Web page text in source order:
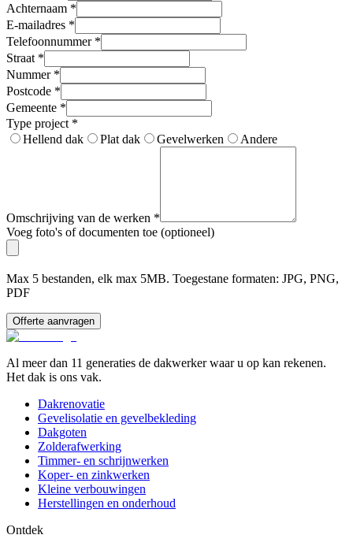
Achternaam *
E-mailadres *
Telefoonnummer *
Straat *
Nummer *
Postcode *
Gemeente *
Type project *
Hellend dak
Plat dak Gevelwerken Andere
Omschrijving van de werken *
Voeg foto's of documenten toe (optioneel)
Max 5 bestanden, elk max 5MB. Toegestane formaten: JPG, PNG,
PDF
Offerte aanvragen
Al meer dan 11 generaties de dakwerker waar u op kan rekenen.
Het dak is ons vak.
Dakrenovatie
Gevelisolatie en gevelbekleding
Dakgoten
Zolderafwerking
Timmer- en schrijnwerken
Koper- en zinkwerken
Kleine verbouwingen
Herstellingen en onderhoud
Ontdek